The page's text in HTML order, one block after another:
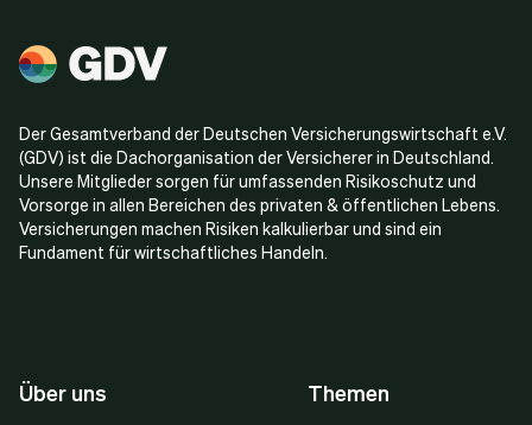
Der Gesamtverband der Deutschen Versicherungswirtschaft e.V.
(GDV) ist die Dachorganisation der Versicherer in Deutschland.
Unsere Mitglieder sorgen für umfassenden Risikoschutz und
Vorsorge in allen Bereichen des privaten & öffentlichen Lebens.
Versicherungen machen Risiken kalkulierbar und sind ein
Fundament für wirtschaftliches Handeln.
Über uns Themen